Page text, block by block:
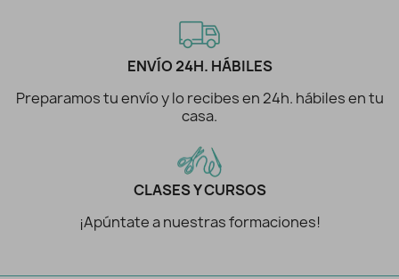
ENVÍO 24H. HÁBILES
Preparamos tu envío y lo recibes en 24h. hábiles en tu
casa.
CLASES Y CURSOS
¡Apúntate a nuestras formaciones!